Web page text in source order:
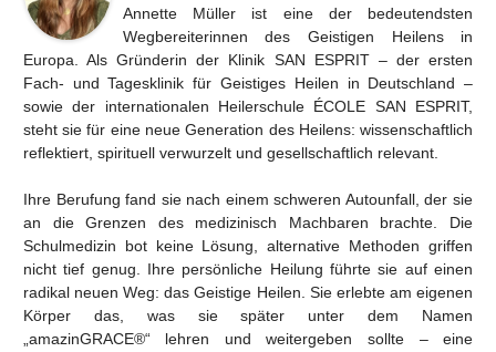
Annette Müller ist eine der bedeutendsten
Wegbereiterinnen des Geistigen Heilens in
Europa. Als Gründerin der Klinik SAN ESPRIT – der ersten
Fach- und Tagesklinik für Geistiges Heilen in Deutschland –
sowie der internationalen Heilerschule ÉCOLE SAN ESPRIT,
steht sie für eine neue Generation des Heilens: wissenschaftlich
reflektiert, spirituell verwurzelt und gesellschaftlich relevant.
Ihre Berufung fand sie nach einem schweren Autounfall, der sie
an die Grenzen des medizinisch Machbaren brachte. Die
Schulmedizin bot keine Lösung, alternative Methoden griffen
nicht tief genug. Ihre persönliche Heilung führte sie auf einen
radikal neuen Weg: das Geistige Heilen. Sie erlebte am eigenen
Körper das, was sie später unter dem Namen
„amazinGRACE®“ lehren und weitergeben sollte – eine